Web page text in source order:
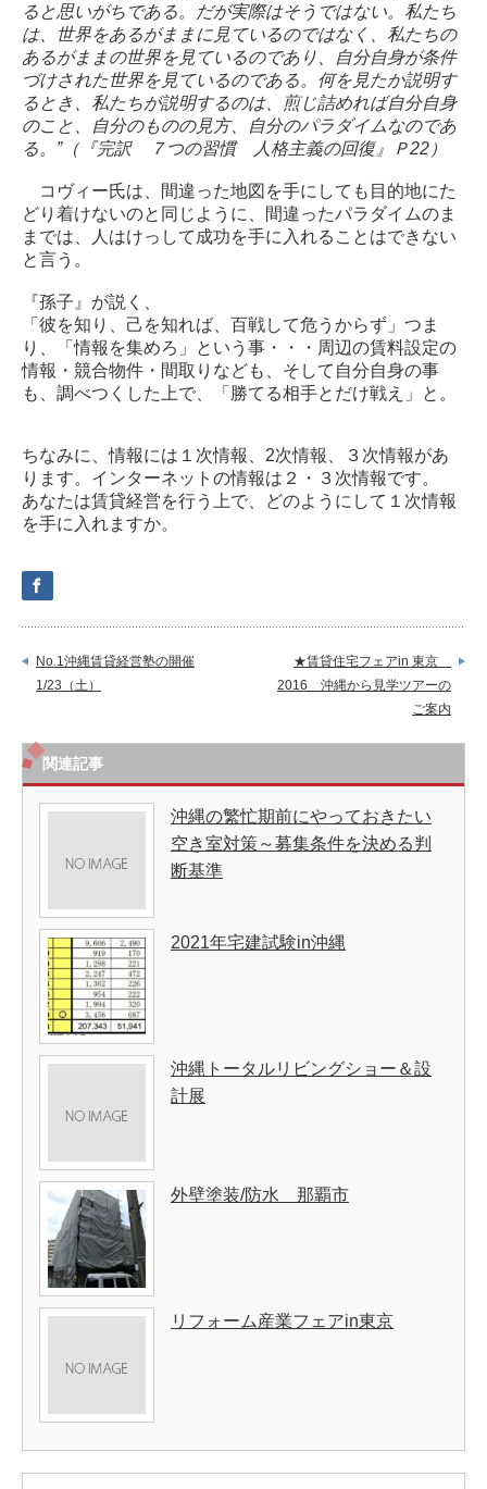
ると思いがちである。だが実際はそうではない。私たち
は、世界をあるがままに見ているのではなく、私たちの
あるがままの世界を見ているのであり、自分自身が条件
づけされた世界を見ているのである。何を見たか説明す
るとき、私たちが説明するのは、煎じ詰めれば自分自身
のこと、自分のものの見方、自分のパラダイムなのであ
る。”（『完訳 ７つの習慣 人格主義の回復』Ｐ22）
コヴィー氏は、間違った地図を手にしても目的地にた
どり着けないのと同じように、間違ったパラダイムのま
までは、人はけっして成功を手に入れることはできない
と言う。
『孫子』が説く、
「彼を知り、己を知れば、百戦して危うからず」つま
り、「情報を集めろ」という事・・・周辺の賃料設定の
情報・競合物件・間取りなども、そして自分自身の事
も、調べつくした上で、「勝てる相手とだけ戦え」と。
ちなみに、情報には１次情報、2次情報、３次情報があ
ります。インターネットの情報は２・３次情報です。
あなたは賃貸経営を行う上で、どのようにして１次情報
を手に入れますか。
No.1沖縄賃貸経営塾の開催
1/23（土）
★賃貸住宅フェアin 東京
2016 沖縄から見学ツアーの
ご案内
関連記事
沖縄の繁忙期前にやっておきたい
空き室対策～募集条件を決める判
断基準
2021年宅建試験in沖縄
沖縄トータルリビングショー＆設
計展
外壁塗装/防水 那覇市
リフォーム産業フェアin東京